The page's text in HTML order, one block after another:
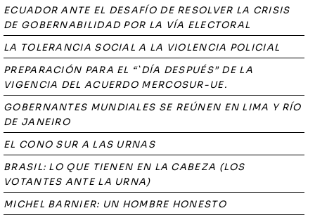
ECUADOR ANTE EL DESAFÍO DE RESOLVER LA CRISIS
DE GOBERNABILIDAD POR LA VÍA ELECTORAL
LA TOLERANCIA SOCIAL A LA VIOLENCIA POLICIAL
PREPARACIÓN PARA EL “`DÍA DESPUÉS” DE LA
VIGENCIA DEL ACUERDO MERCOSUR-UE.
GOBERNANTES MUNDIALES SE REÚNEN EN LIMA Y RÍO
DE JANEIRO
EL CONO SUR A LAS URNAS
BRASIL: LO QUE TIENEN EN LA CABEZA (LOS
VOTANTES ANTE LA URNA)
MICHEL BARNIER: UN HOMBRE HONESTO